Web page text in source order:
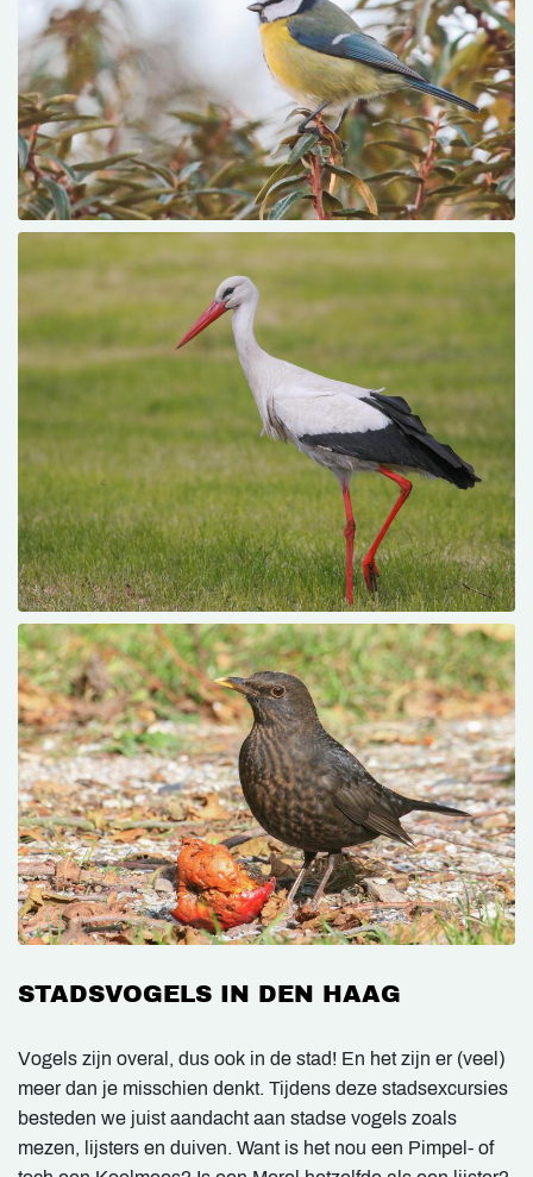
STADSVOGELS IN DEN HAAG
Vogels zijn overal, dus ook in de stad! En het zijn er (veel)
meer dan je misschien denkt. Tijdens deze stadsexcursies
besteden we juist aandacht aan stadse vogels zoals
mezen, lijsters en duiven. Want is het nou een Pimpel- of